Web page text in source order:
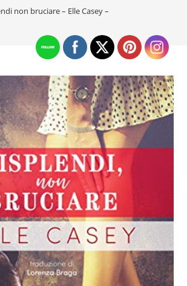
non bruciare – Elle Casey –